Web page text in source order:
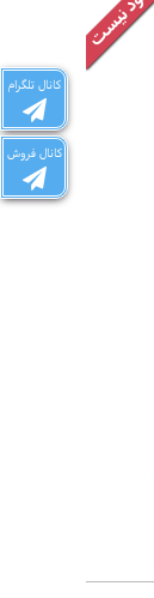
کانال تلگرام
کانال فروش